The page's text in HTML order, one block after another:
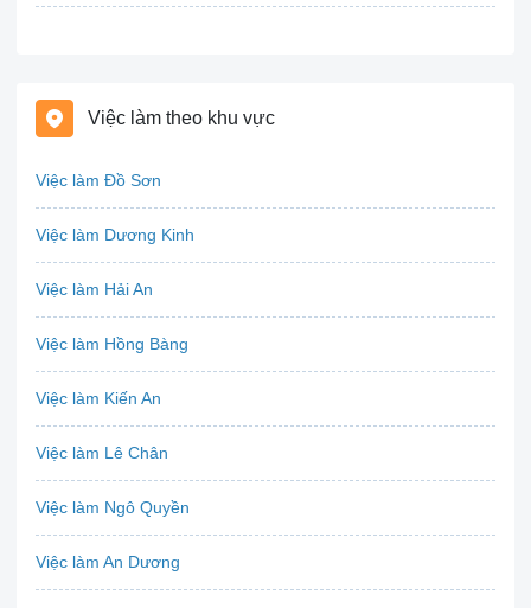
Biên phiên dịch
Việc làm theo khu vực
Việc làm Đồ Sơn
Việc làm Dương Kinh
Việc làm Hải An
Việc làm Hồng Bàng
Việc làm Kiến An
Việc làm Lê Chân
Việc làm Ngô Quyền
Việc làm An Dương